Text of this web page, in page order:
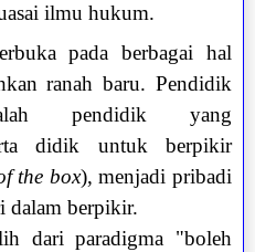
ilmu hukum.
pada berbagai hal
ranah baru. Pendidik
pendidik yang
didik untuk berpikir
the box), menjadi pribadi
dalam berpikir.
dari paradigma "boleh